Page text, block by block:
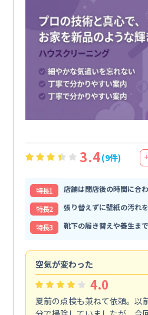
3.4(9件)
特⻑1
店舗は閉店後の時間に合
特⻑2
張り替えずに壁紙の汚れ
特⻑3
靴下の履き替えや養生ま
空気が変わった
4.0
夏前の点検も兼ねて依頼。以